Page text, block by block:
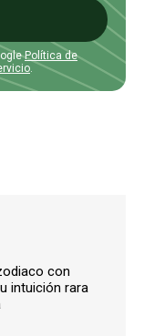
Política de
.
con
intuición rara